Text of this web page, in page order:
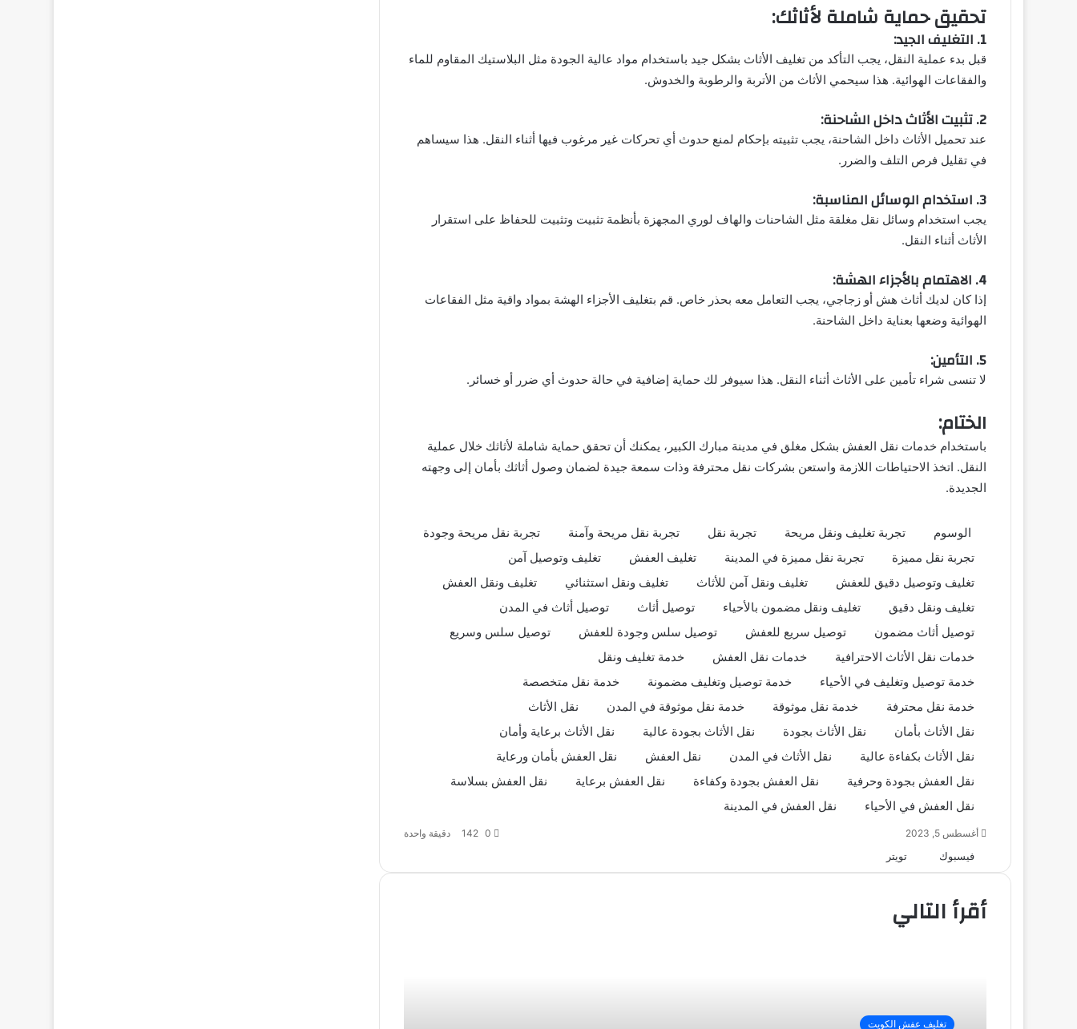
تحقيق حماية شاملة لأثاثك:
1. التغليف الجيد:
قبل بدء عملية النقل، يجب التأكد من تغليف الأثاث بشكل جيد باستخدام مواد عالية الجودة مثل البلاستيك المقاوم للماء
والفقاعات الهوائية. هذا سيحمي الأثاث من الأتربة والرطوبة والخدوش.
2. تثبيت الأثاث داخل الشاحنة:
عند تحميل الأثاث داخل الشاحنة، يجب تثبيته بإحكام لمنع حدوث أي تحركات غير مرغوب فيها أثناء النقل. هذا سيساهم
في تقليل فرص التلف والضرر.
3. استخدام الوسائل المناسبة:
يجب استخدام وسائل نقل مغلقة مثل الشاحنات والهاف لوري المجهزة بأنظمة تثبيت وتثبيت للحفاظ على استقرار
الأثاث أثناء النقل.
4. الاهتمام بالأجزاء الهشة:
إذا كان لديك أثاث هش أو زجاجي، يجب التعامل معه بحذر خاص. قم بتغليف الأجزاء الهشة بمواد واقية مثل الفقاعات
الهوائية وضعها بعناية داخل الشاحنة.
5. التأمين:
لا تنسى شراء تأمين على الأثاث أثناء النقل. هذا سيوفر لك حماية إضافية في حالة حدوث أي ضرر أو خسائر.
الختام:
باستخدام خدمات نقل العفش بشكل مغلق في مدينة مبارك الكبير، يمكنك أن تحقق حماية شاملة لأثاثك خلال عملية
النقل. اتخذ الاحتياطات اللازمة واستعن بشركات نقل محترفة وذات سمعة جيدة لضمان وصول أثاثك بأمان إلى وجهته
الجديدة.
الوسوم تجربة تغليف ونقل مريحة تجربة نقل تجربة نقل مريحة وآمنة
تجربة نقل مريحة وجودة
تجربة نقل مميزة
تجربة نقل مميزة في المدينة تغليف العفش
تغليف وتوصيل آمن
تغليف وتوصيل دقيق للعفش
تغليف ونقل آمن للأثاث تغليف ونقل استثنائي
تغليف ونقل العفش
تغليف ونقل دقيق
تغليف ونقل مضمون بالأحياء توصيل أثاث
توصيل أثاث في المدن
توصيل أثاث مضمون
توصيل سريع للعفش توصيل سلس وجودة للعفش
توصيل سلس وسريع
خدمات نقل الأثاث الاحترافية
خدمات نقل العفش
خدمة تغليف ونقل
خدمة توصيل وتغليف في الأحياء
خدمة توصيل وتغليف مضمونة
خدمة نقل متخصصة
خدمة نقل محترفة
خدمة نقل موثوقة خدمة نقل موثوقة في المدن
نقل الأثاث
نقل الأثاث بأمان
نقل الأثاث بجودة نقل الأثاث بجودة عالية
نقل الأثاث برعاية وأمان
نقل الأثاث بكفاءة عالية
نقل الأثاث في المدن نقل العفش
نقل العفش بأمان ورعاية
نقل العفش بجودة وحرفية
نقل العفش بجودة وكفاءة نقل العفش برعاية
نقل العفش بسلاسة
نقل العفش في الأحياء
نقل العفش في المدينة
أغسطس 5, 2023 0
142 دقيقة واحدة
فيسبوك تويتر
عبر
أقرأ التالي
تغليف عفش الكويت
نقل عفش مع التغليف: الطريقة المثلى
لحماية أثاثك أثناء الانتقال
تفكيك قطع الأثاث: نصائح لنقل